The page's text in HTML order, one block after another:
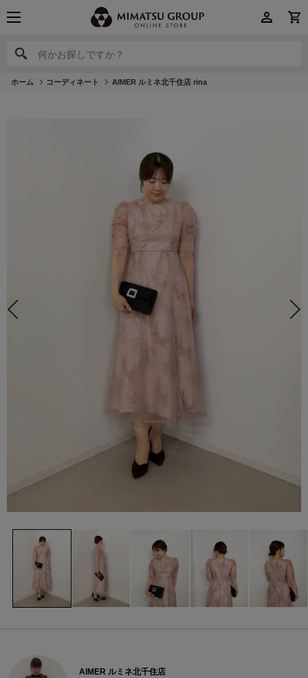
何かお探しですか？
何かお探しですか？
ホーム コーディネート AIMER ルミネ北千住店 rina
AIMER ルミネ北千住店